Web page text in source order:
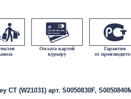
Оплата картой
курьеру
Гарантия
от
(W21031) арт. S0050830F,